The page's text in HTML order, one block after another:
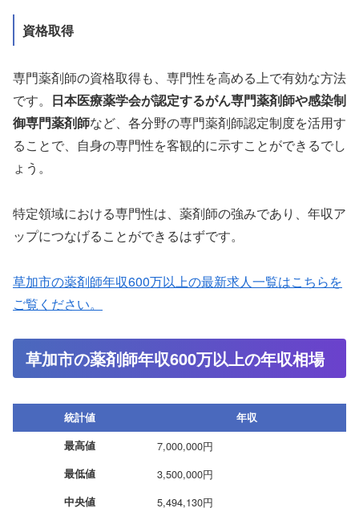
資格取得
専門薬剤師の資格取得も、専門性を高める上で有効な方法
です。 日本医療薬学会が認定するがん専門薬剤師や感染制
御専門薬剤師など、各分野の専門薬剤師認定制度を活用す
ることで、自身の専門性を客観的に示すことができるでし
ょう。
特定領域における専門性は、薬剤師の強みであり、年収ア
ップにつなげることができるはずです。
草加市の薬剤師年収600万以上の最新求人一覧はこちらを
ご覧ください。
草加市の薬剤師年収600万以上の年収相場
統計値
年収
最高値
7,000,000円
最低値 3,500,000円
中央値 5,494,130円